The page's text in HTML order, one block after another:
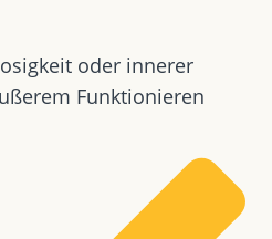
oder innerer
Funktionieren